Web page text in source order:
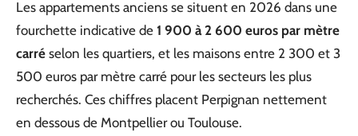
Les appartements anciens se situent en 2026 dans une
fourchette indicative de 1 900 à 2 600 euros par mètre
carré selon les quartiers, et les maisons entre 2 300 et 3
500 euros par mètre carré pour les secteurs les plus
recherchés. Ces chiffres placent Perpignan nettement
en dessous de Montpellier ou Toulouse.